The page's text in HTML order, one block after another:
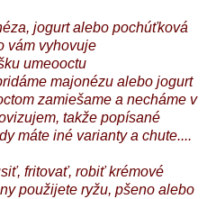
jogurt alebo pochúťková
vám vyhovuje
umeooctu
majonézu alebo jogurt
zamiešame a necháme v
takže popísané
máte iné varianty a chute....
fritovať, robiť krémové
použijete ryžu, pšeno alebo